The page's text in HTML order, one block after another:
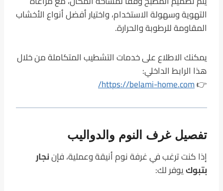
التهوية وسهولة الاستخدام، واختيار أفضل أنواع الأخشاب
المقاومة للرطوبة والحرارة.
يمكنك الاطلاع على خدمات التشطيب المتكاملة من خلال
هذا الرابط الداخلي:
👉
https://belami-home.com/
تفصيل غرف النوم والدواليب
إذا كنت ترغب في غرفة نوم أنيقة وعملية، فإننجار
بتبوكيوفر لك: